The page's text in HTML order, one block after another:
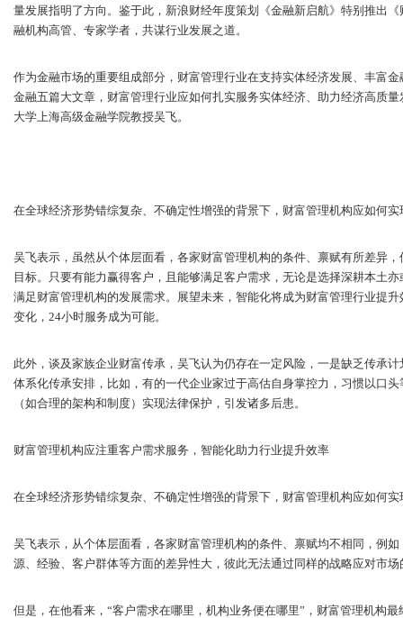
量发展指明了方向。鉴于此，新浪财经年度策划《金融新启航》特别推出
融机构高管、专家学者，共谋行业发展之道。
作为金融市场的重要组成部分，财富管理行业在支持实体经济发展、丰富
金融五篇大文章，财富管理行业应如何扎实服务实体经济、助力经济高质
大学上海高级金融学院教授吴飞。
在全球经济形势错综复杂、不确定性增强的背景下，财富管理机构应如何
吴飞表示，虽然从个体层面看，各家财富管理机构的条件、禀赋有所差异
目标。只要有能力赢得客户，且能够满足客户需求，无论是选择深耕本土
满足财富管理机构的发展需求。展望未来，智能化将成为财富管理行业提
变化，24小时服务成为可能。
此外，谈及家族企业财富传承，吴飞认为仍存在一定风险，一是缺乏传承
体系化传承安排，比如，有的一代企业家过于高估自身掌控力，习惯以口
（如合理的架构和制度）实现法律保护，引发诸多后患。
财富管理机构应注重客户需求服务，智能化助力行业提升效率
在全球经济形势错综复杂、不确定性增强的背景下，财富管理机构应如何
吴飞表示，从个体层面看，各家财富管理机构的条件、禀赋均不相同，例
源、经验、客户群体等方面的差异性大，彼此无法通过同样的战略应对市场
但是，在他看来，“客户需求在哪里，机构业务便在哪里”，财富管理机构